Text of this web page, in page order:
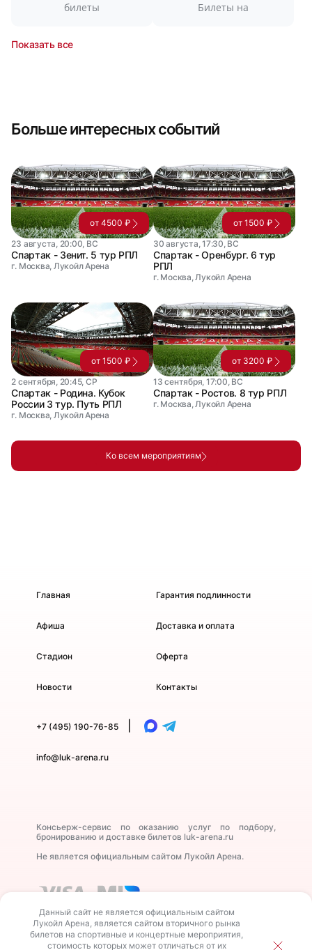
билеты Билеты на
Показать все
Больше интересных событий
от 4500 ₽
23 августа, 20:00, ВС
Спартак - Зенит. 5 тур РПЛ
г. Москва, Лукойл Арена
от 1500 ₽
30 августа, 17:30, ВС
Спартак - Оренбург. 6 тур
РПЛ
г. Москва, Лукойл Арена
от 1500 ₽
2 сентября, 20:45, СР
Спартак - Родина. Кубок
России 3 тур. Путь РПЛ
г. Москва, Лукойл Арена
от 3200 ₽
13 сентября, 17:00, ВС
Спартак - Ростов. 8 тур РПЛ
г. Москва, Лукойл Арена
Ко всем мероприятиям
Главная
Афиша
Стадион
Новости
Гарантия подлинности
Доставка и оплата
Оферта
Контакты
+7 (495) 190-76-85
info@luk-arena.ru
Консьерж-сервис по оказанию услуг по подбору,
бронированию и доставке билетов luk-arena.ru
Не является официальным сайтом Лукойл Арена.
Данный сайт не является официальным сайтом
Лукойл Арена, является сайтом вторичного рынка
билетов на спортивные и концертные мероприятия,
стоимость которых может отличаться от их